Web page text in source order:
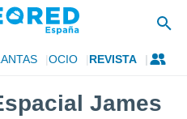
OCIO REVISTA
James